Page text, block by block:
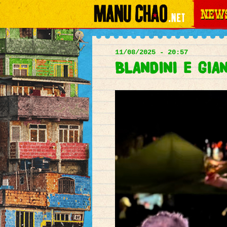
Main
menu
News
11/08/2025 - 20:57
BLANDINI E